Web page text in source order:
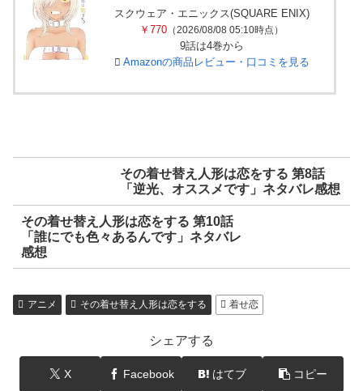
スクウェア・エニックス(SQUARE ENIX)
￥770 （2026/08/08 05:10時点）
9話は4巻から
Amazonの商品レビュー・口コミを見る
その着せ替え人形は恋をする 第8話
「逆光、オススメです」ネタバレ感想
その着せ替え人形は恋をする 第10話
「誰にでも色々あるんです」ネタバレ
感想
アニメ その着せ替え人形は恋をする 着せ恋
シェアする
X Facebook はてブ コピー